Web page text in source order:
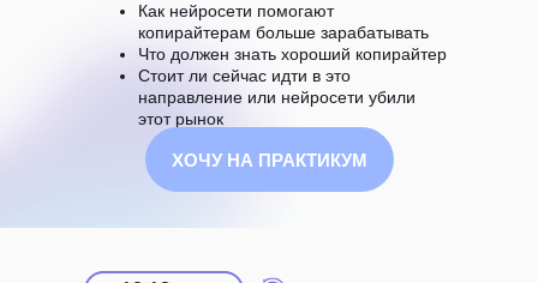
Как нейросети помогают
копирайтерам больше зарабатывать
Что должен знать хороший копирайтер
Стоит ли сейчас идти в это
направление или нейросети убили
этот рынок
ХОЧУ НА ПРАКТИКУМ